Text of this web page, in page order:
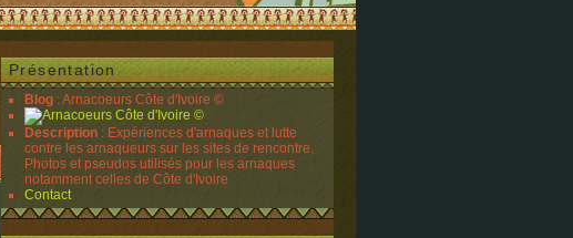
Présentation
Blog : Arnacoeurs Côte d'Ivoire ©
Description : Expériences d'arnaques et lutte
contre les arnaqueurs sur les sites de rencontre.
Photos et pseudos utilisés pour les arnaques
notamment celles de Côte d'Ivoire
Contact